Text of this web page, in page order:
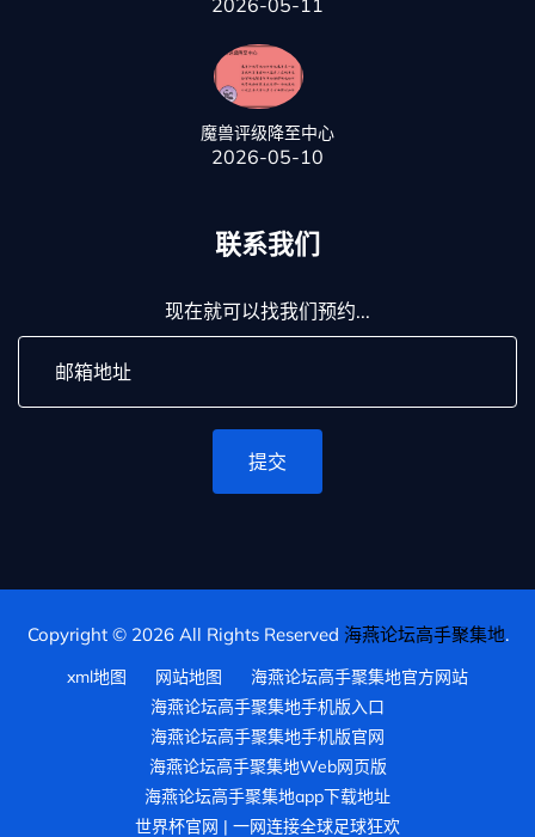
魔兽评级降至中心
2026-05-10
联系我们
现在就可以找我们预约...
提交
Copyright © 2026 All Rights Reserved 海燕论坛高手聚集地.
xml地图 网站地图
海燕论坛高手聚集地官方网站
海燕论坛高手聚集地手机版入口
海燕论坛高手聚集地手机版官网
海燕论坛高手聚集地Web网页版
海燕论坛高手聚集地app下载地址
世界杯官网 | 一网连接全球足球狂欢